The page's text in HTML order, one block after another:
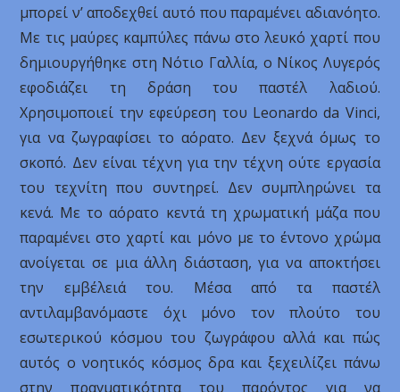
μπορεί ν’ αποδεχθεί αυτό που παραμένει αδιανόητο.
Με τις μαύρες καμπύλες πάνω στο λευκό χαρτί που
δημιουργήθηκε στη Νότιο Γαλλία, ο Νίκος Λυγερός
εφοδιάζει τη δράση του παστέλ λαδιού.
Χρησιμοποιεί την εφεύρεση του Leonardo da Vinci,
για να ζωγραφίσει το αόρατο. Δεν ξεχνά όμως το
σκοπό. Δεν είναι τέχνη για την τέχνη ούτε εργασία
του τεχνίτη που συντηρεί. Δεν συμπληρώνει τα
κενά. Με το αόρατο κεντά τη χρωματική μάζα που
παραμένει στο χαρτί και μόνο με το έντονο χρώμα
ανοίγεται σε μια άλλη διάσταση, για να αποκτήσει
την εμβέλειά του. Μέσα από τα παστέλ
αντιλαμβανόμαστε όχι μόνο τον πλούτο του
εσωτερικού κόσμου του ζωγράφου αλλά και πώς
αυτός ο νοητικός κόσμος δρα και ξεχειλίζει πάνω
στην πραγματικότητα του παρόντος για να